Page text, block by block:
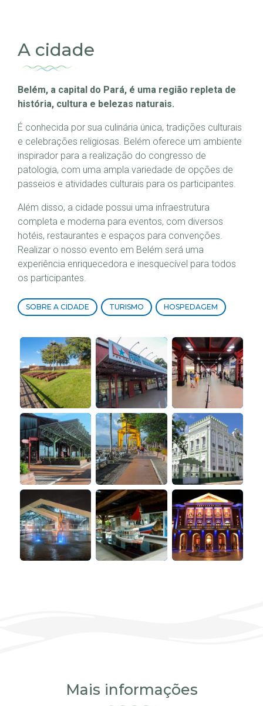
A cidade
Belém, a capital do Pará, é uma região repleta de
história, cultura e belezas naturais.
É conhecida por sua culinária única, tradições culturais
e celebrações religiosas. Belém oferece um ambiente
inspirador para a realização do congresso de
patologia, com uma ampla variedade de opções de
passeios e atividades culturais para os participantes.
Além disso, a cidade possui uma infraestrutura
completa e moderna para eventos, com diversos
hotéis, restaurantes e espaços para convenções.
Realizar o nosso evento em Belém será uma
experiência enriquecedora e inesquecível para todos
os participantes.
SOBRE A CIDADE TURISMO HOSPEDAGEM
Mais informações